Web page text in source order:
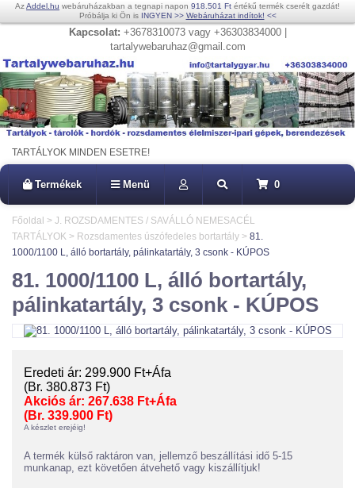
AzAddel.hu webáruházakban a tegnapi napon 918.501 Ft értékű termék cserélt gazdát!
Próbálja ki Ön is INGYEN >> Webáruházat indítok! <<
Kapcsolat: +3678310073 vagy +36303834000 |
tartalywebaruhaz@gmail.com
TARTÁLYOK MINDEN ESETRE!
Termékek Menü 0
Főoldal > J. ROZSDAMENTES / SAVÁLLÓ NEMESACÉL
TARTÁLYOK > Rozsdamentes úszófedeles bortartály > 81.
1000/1100 L, álló bortartály, pálinkatartály, 3 csonk - KÚPOS
81. 1000/1100 L, álló bortartály,
pálinkatartály, 3 csonk - KÚPOS
Eredeti ár: 299.900 Ft+Áfa
(Br. 380.873 Ft)
Akciós ár: 267.638 Ft+Áfa
(Br. 339.900 Ft)
A készlet erejéig!
A termék külső raktáron van, jellemző beszállítási idő 5-15
munkanap, ezt követően átvehető vagy kiszállítjuk!